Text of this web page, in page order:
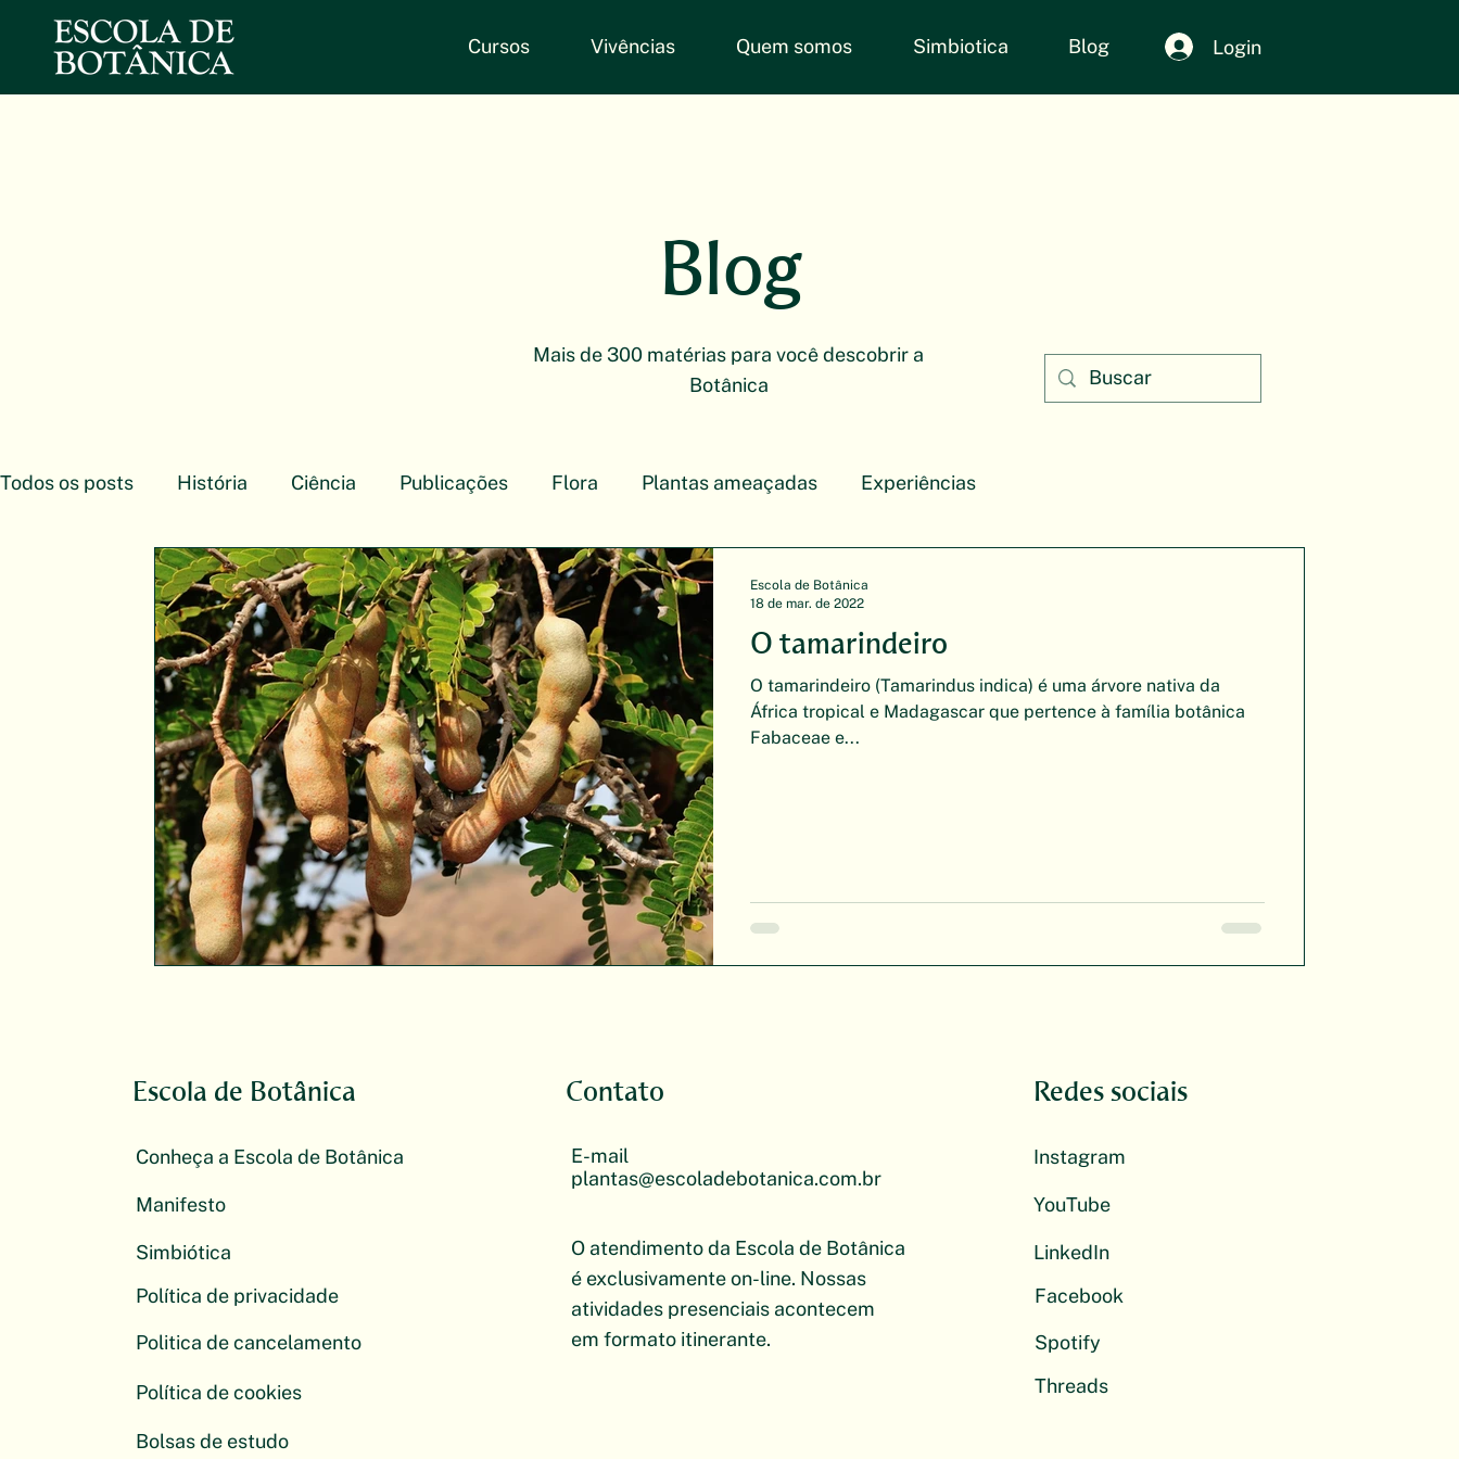
Cursos Vivências Quem somos Simbiotica Blog Login
Blog
Mais de 300 matérias para você descobrir a
Botânica
Todos os posts História Ciência Publicações Flora Plantas ameaçadas Experiências
Arte Botânica
O tamarindeiro
O tamarindeiro (Tamarindus indica) é uma árvore nativa da
África tropical e Madagascar que pertence à família botânica
Fabaceae e...
Escola de Botânica
18 de mar. de 2022
Escola de Botânica
Conheça a Escola de Botânica
Manifesto
Simbiótica
Política de privacidade
Politica de cancelamento
Política de cookies
Bolsas de estudo
Contato
E-mail
plantas@escoladebotanica.com.br
O atendimento da Escola de Botânica
é exclusivamente on-line. Nossas
atividades presenciais acontecem
em formato itinerante.
Redes sociais
Instagram
YouTube
LinkedIn
Facebook
Spotify
Threads